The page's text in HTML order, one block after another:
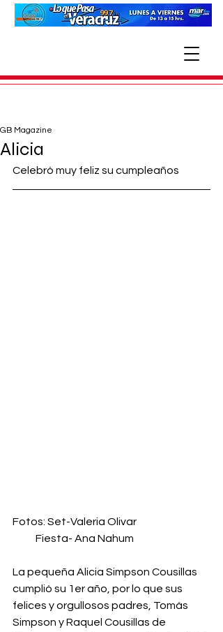
Alicia
GB Magazine
Celebró muy feliz su cumpleaños
Fotos: Set-Valeria Olivar
Fiesta- Ana Nahum
La pequeña Alicia Simpson Cousillas
cumplió su 1er año, por lo que sus
felices y orgullosos padres, Tomás
Simpson y Raquel Cousillas de